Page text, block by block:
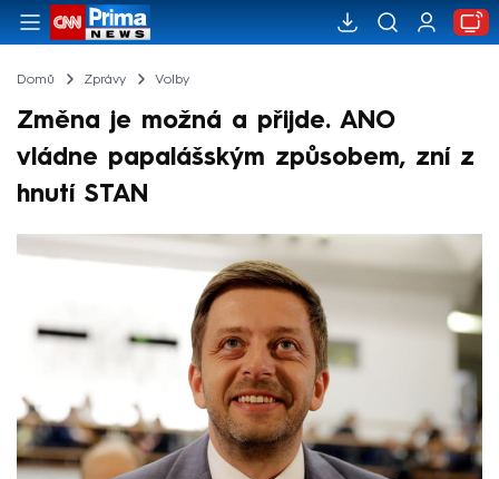
Domů Zprávy Volby
Změna je možná a přijde. ANO
vládne papalášským způsobem, zní z
hnutí STAN